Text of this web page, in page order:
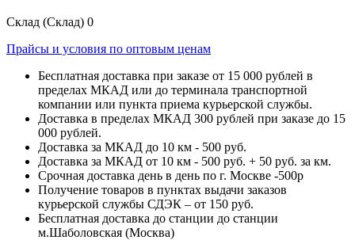
Склад (Склад) 0
Прайсы и условия по оптовым ценам
Бесплатная доставка при заказе от 15 000 рублей в
пределах МКАД или до терминала транспортной
компании или пункта приема курьерской службы.
Доставка в пределах МКАД 300 рублей при заказе до 15
000 рублей.
Доставка за МКАД до 10 км - 500 руб.
Доставка за МКАД от 10 км - 500 руб. + 50 руб. за км.
Срочная доставка день в день по г. Москве -500р
Получение товаров в пунктах выдачи заказов
курьерской службы СДЭК – от 150 руб.
Бесплатная доставка до станции до станции
м.Шаболовская (Москва)